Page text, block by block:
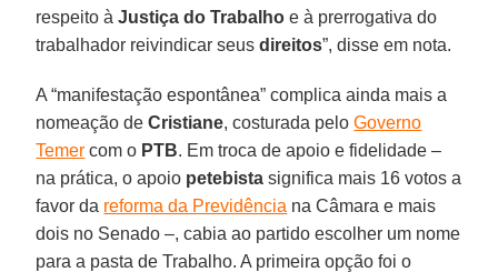
respeito àJustiça do Trabalho e à prerrogativa do
trabalhador reivindicar seusdireitos”, disse em nota.
A “manifestação espontânea” complica ainda mais a
nomeação deCristiane, costurada peloGoverno
Temer com o PTB. Em troca de apoio e fidelidade –
na prática, o apoio petebista significa mais 16 votos a
favor da reforma da Previdência na Câmara e mais
dois no Senado –, cabia ao partido escolher um nome
para a pasta de Trabalho. A primeira opção foi o